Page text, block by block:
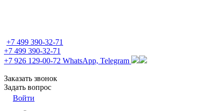
+7 499 390-32-71
+7 499 390-32-71
+7 926 129-00-72 WhatsApp, Telegram
Заказать звонок
Задать вопрос
Войти